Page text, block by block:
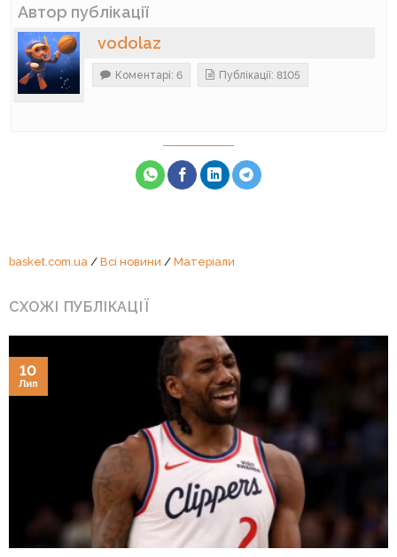
Автор публікації
vodolaz
Коментарі: 6 Публікації: 8105
basket.com.ua / Всі новини / Матеріали
СХОЖІ ПУБЛІКАЦІЇ
10
Лип